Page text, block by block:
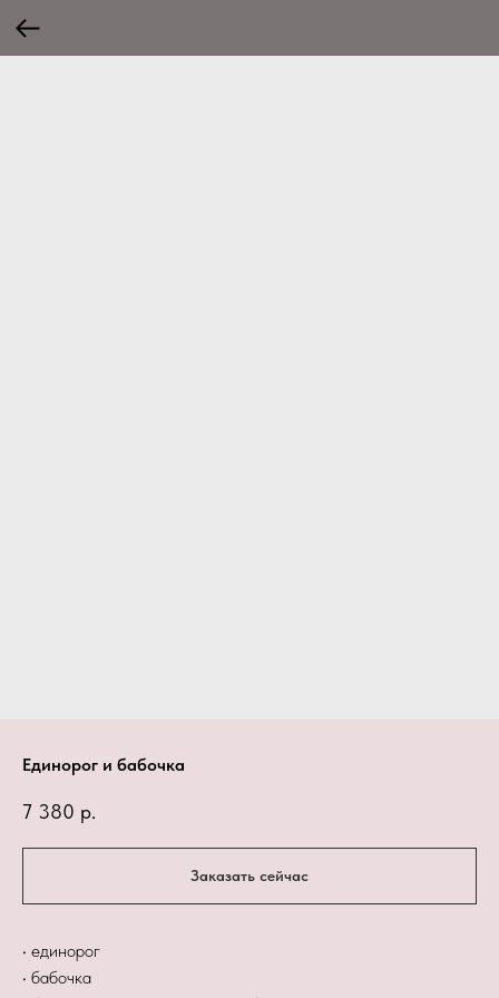
Единорог и бабочка
7 380 р.
Заказать сейчас
• единорог
• бабочка